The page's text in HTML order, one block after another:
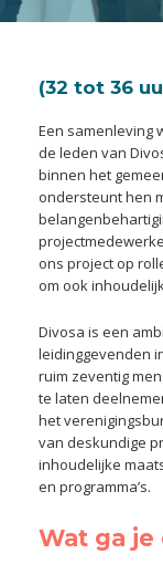
(32 tot 36
Een samenleving
de leden van
binnen het
ondersteunt hen
ons project op
om ook
Divosa is een
leidinggevenden
ruim zeventig
te laten
het
van deskundige
inhoudelijke
en programma’s.
Wat ga je